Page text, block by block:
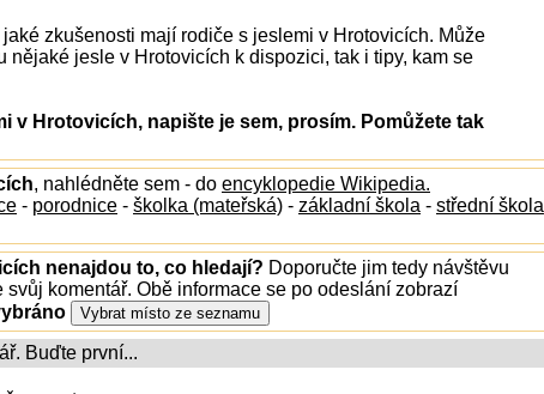
zkušenosti mají rodiče s jeslemi v Hrotovicích. Může
nějaké jesle v Hrotovicích k dispozici, tak i tipy, kam se
v Hrotovicích, napište je sem, prosím. Pomůžete tak
, nahlédněte sem - do encyklopedie Wikipedia.
- porodnice - školka (mateřská) - základní škola - střední škola
nenajdou to, co hledají? Doporučte jim tedy návštěvu
komentář. Obě informace se po odeslání zobrazí
Buďte první...